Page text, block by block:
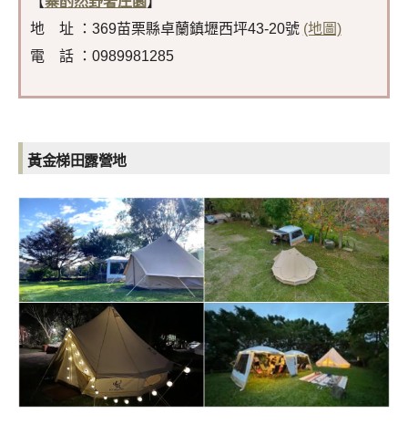
地 址 ：369苗栗縣卓蘭鎮壢西坪43-20號 (地圖)
電 話 ：0989981285
黃金梯田露營地